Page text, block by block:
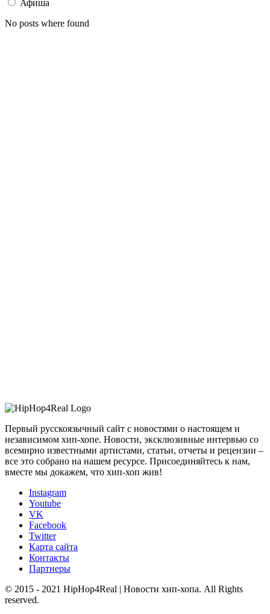
Афиша
No posts where found
Первый русскоязычный сайт с новостями о настоящем и
независимом хип-хопе. Новости, эксклюзивные интервью со
всемирно известными артистами, статьи, отчеты и рецензии –
все это собрано на нашем ресурсе. Присоединяйтесь к нам,
вместе мы докажем, что хип-хоп жив!
Instagram
Youtube
VK
Facebook
Twitter
Карта сайта
Контакты
Партнеры
© 2015 - 2021 HipHop4Real | Новости хип-хопа. All Rights
reserved.